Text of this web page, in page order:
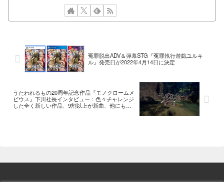
冤罪脱出ADV＆弾幕STG『冤罪執行遊戯ユルキ
ル』発売日が2022年4月14日に決定
うたわれるもの20周年記念作品『モノクロームメ
ビウス』下川社長インタビュー：色々チャレンジ
した全く新しい作品、9割以上が新曲、他にも